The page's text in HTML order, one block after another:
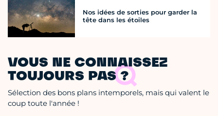
Nos idées de sorties pour garder la
tête dans les étoiles
VOUS NE CONNAISSEZ
TOUJOURS PAS ?
Sélection des bons plans intemporels, mais qui valent le
coup toute l'année !